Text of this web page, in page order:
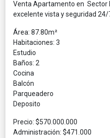
Venta Apartamento en Sector
excelente vista y seguridad 24/
Área: 87.80m²
Habitaciones: 3
Estudio
Baños: 2
Cocina
Balcón
Parqueadero
Deposito
Precio: $570.000.000
Administración: $471.000